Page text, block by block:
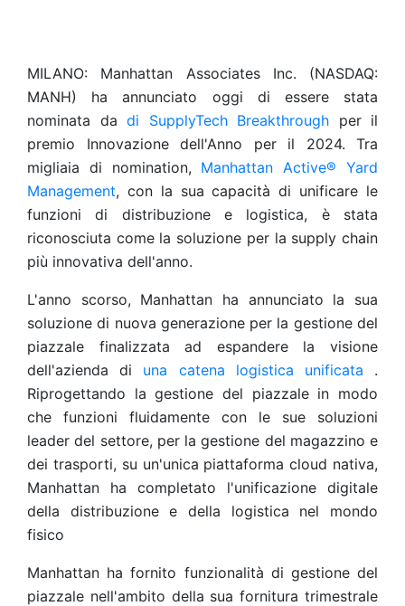
MILANO: Manhattan Associates Inc. (NASDAQ:
MANH) ha annunciato oggi di essere stata
nominata da di SupplyTech Breakthrough per il
premio Innovazione dell'Anno per il 2024. Tra
migliaia di nomination, Manhattan Active® Yard
Management, con la sua capacità di unificare le
funzioni di distribuzione e logistica, è stata
riconosciuta come la soluzione per la supply chain
più innovativa dell'anno.
L'anno scorso, Manhattan ha annunciato la sua
soluzione di nuova generazione per la gestione del
piazzale finalizzata ad espandere la visione
dell'azienda di una catena logistica unificata .
Riprogettando la gestione del piazzale in modo
che funzioni fluidamente con le sue soluzioni
leader del settore, per la gestione del magazzino e
dei trasporti, su un'unica piattaforma cloud nativa,
Manhattan ha completato l'unificazione digitale
della distribuzione e della logistica nel mondo
fisico
Manhattan ha fornito funzionalità di gestione del
piazzale nell'ambito della sua fornitura trimestrale